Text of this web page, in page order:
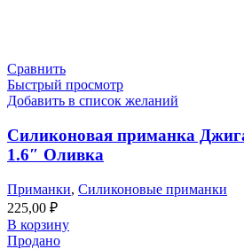
Сравнить
Быстрый просмотр
Добавить в список желаний
Силиконовая приманка
1.6″ Оливка
Приманки, Силиконовые приманки
225,00 ₽
В корзину
Продано